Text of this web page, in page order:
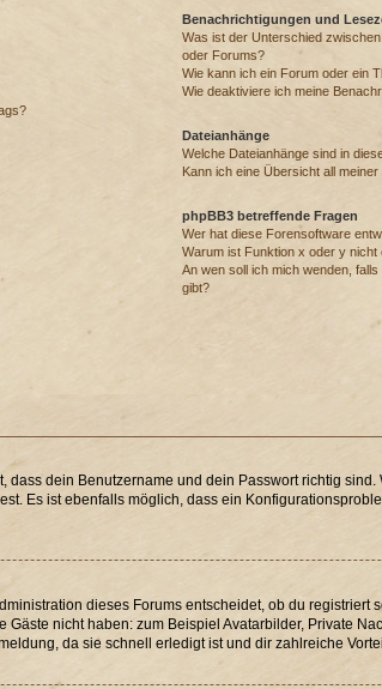
Benachrichtigungen und
Was ist der Unterschied
oder Forums?
Wie kann ich ein Forum oder ein
Wie deaktiviere ich meine
Dateianhänge
Welche Dateianhänge sind in
Kann ich eine Übersicht all
phpBB3 betreffende Fragen
Wer hat diese Forensoftware
Warum ist Funktion x oder y nicht
An wen soll ich mich wenden,
gibt?
dass dein Benutzername und dein Passwort richtig
Es ist ebenfalls möglich, dass ein
dieses Forums entscheidet, ob du registriert
nicht haben: zum Beispiel Avatarbilder, Private
da sie schnell erledigt ist und dir zahlreiche